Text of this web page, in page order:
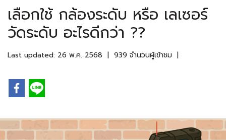
เลือกใช้ กล้องระดับ หรือ เลเซอร์
วัดระดับ อะไรดีกว่า ??
Last updated: 26 พ.ค. 2568 | 939 จำนวนผู้เข้าชม |